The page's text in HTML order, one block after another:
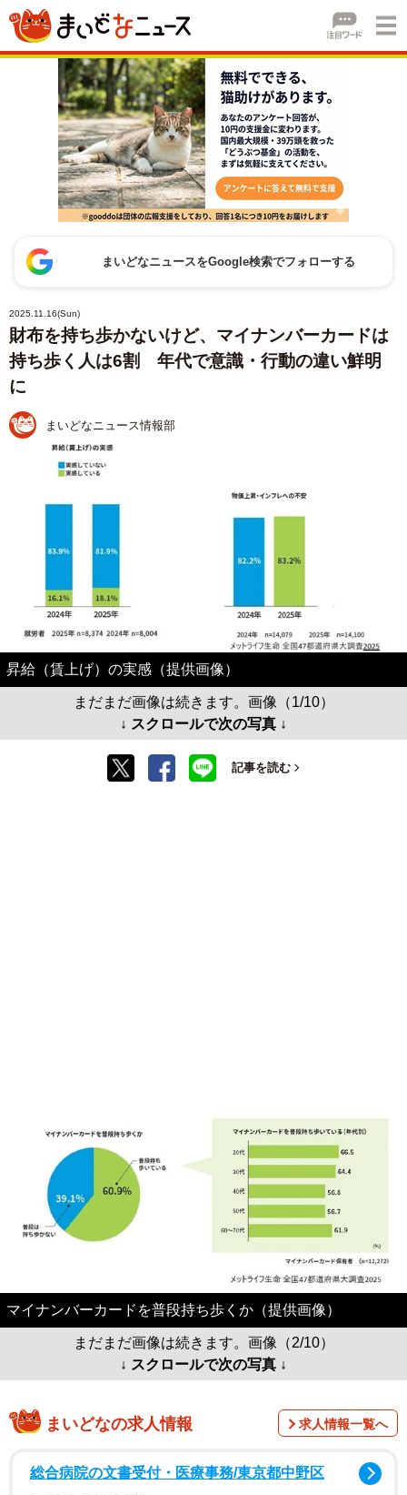
まいどなニュースをGoogle検索でフォローする
2025.11.16(Sun)
財布を持ち歩かないけど、マイナンバーカードは
持ち歩く人は6割 年代で意識・行動の違い鮮明
に
まいどなニュース情報部
昇給（賃上げ）の実感（提供画像）
まだまだ画像は続きます。画像（1/10）
↓ スクロールで次の写真 ↓
記事を読む
マイナンバーカードを普段持ち歩くか（提供画像）
まだまだ画像は続きます。画像（2/10）
↓ スクロールで次の写真 ↓
まいどなの求人情報 求人情報一覧へ
総合病院の文書受付・医療事務/東京都中野区